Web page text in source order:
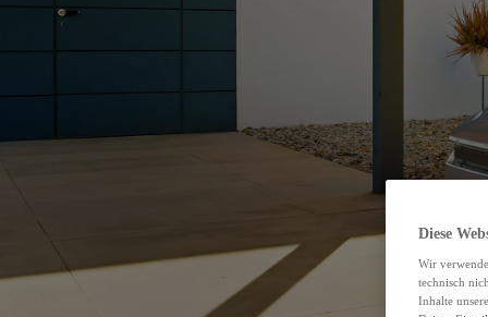
Diese
Wir
technisch
Inhalte